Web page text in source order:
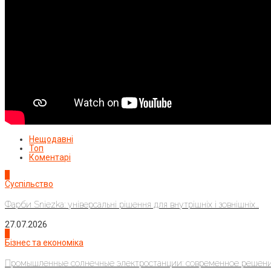
Нещодавні
Топ
Коментарі
Суспільство
Фарби Sniezka: універсальні рішення для внутрішніх і зовнішніх...
27.07.2026
Бізнес та економіка
Промышленные солнечные электростанции: современное